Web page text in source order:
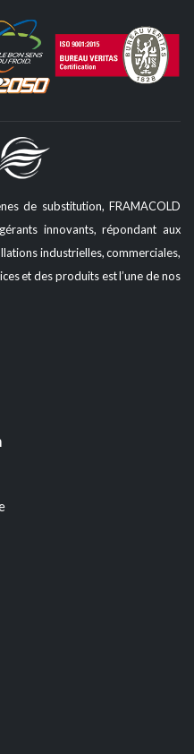
de substitution, FRAMACOLD
innovants, répondant aux
industrielles, commerciales,
et des produits est l’une de nos